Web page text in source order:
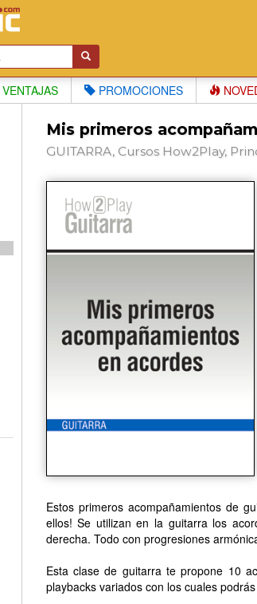
PROMOCIONES
Mis primeros
GUITARRA, Cursos How2Play,
Estos primeros acompañamientos de
ellos! Se utilizan en la guitarra los
derecha. Todo con progresiones
Esta clase de guitarra te propone 10
playbacks variados con los cuales